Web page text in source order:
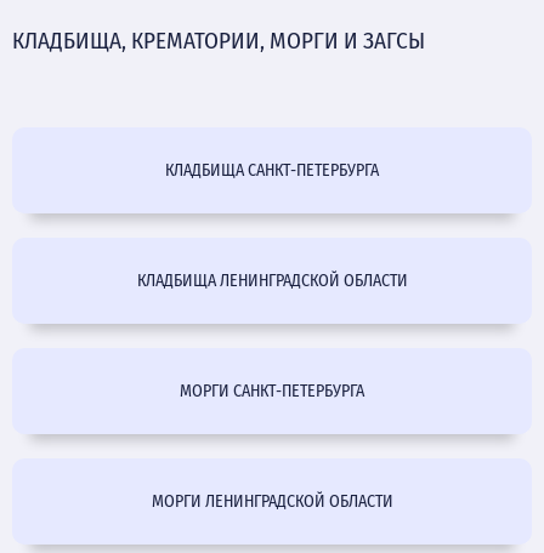
КЛАДБИЩА, КРЕМАТОРИИ, МОРГИ И ЗАГСЫ
КЛАДБИЩА САНКТ-ПЕТЕРБУРГА
КЛАДБИЩА ЛЕНИНГРАДСКОЙ ОБЛАСТИ
МОРГИ САНКТ-ПЕТЕРБУРГА
МОРГИ ЛЕНИНГРАДСКОЙ ОБЛАСТИ